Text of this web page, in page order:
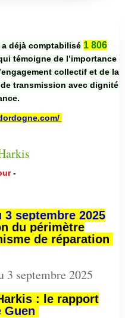
déjà comptabilisé 1 806
témoigne de l’importance
collectif et de la
transmission avec dignité
-
3 septembre 2025
du périmètre
de réparation
3 septembre 2025
: le rapport
Guen